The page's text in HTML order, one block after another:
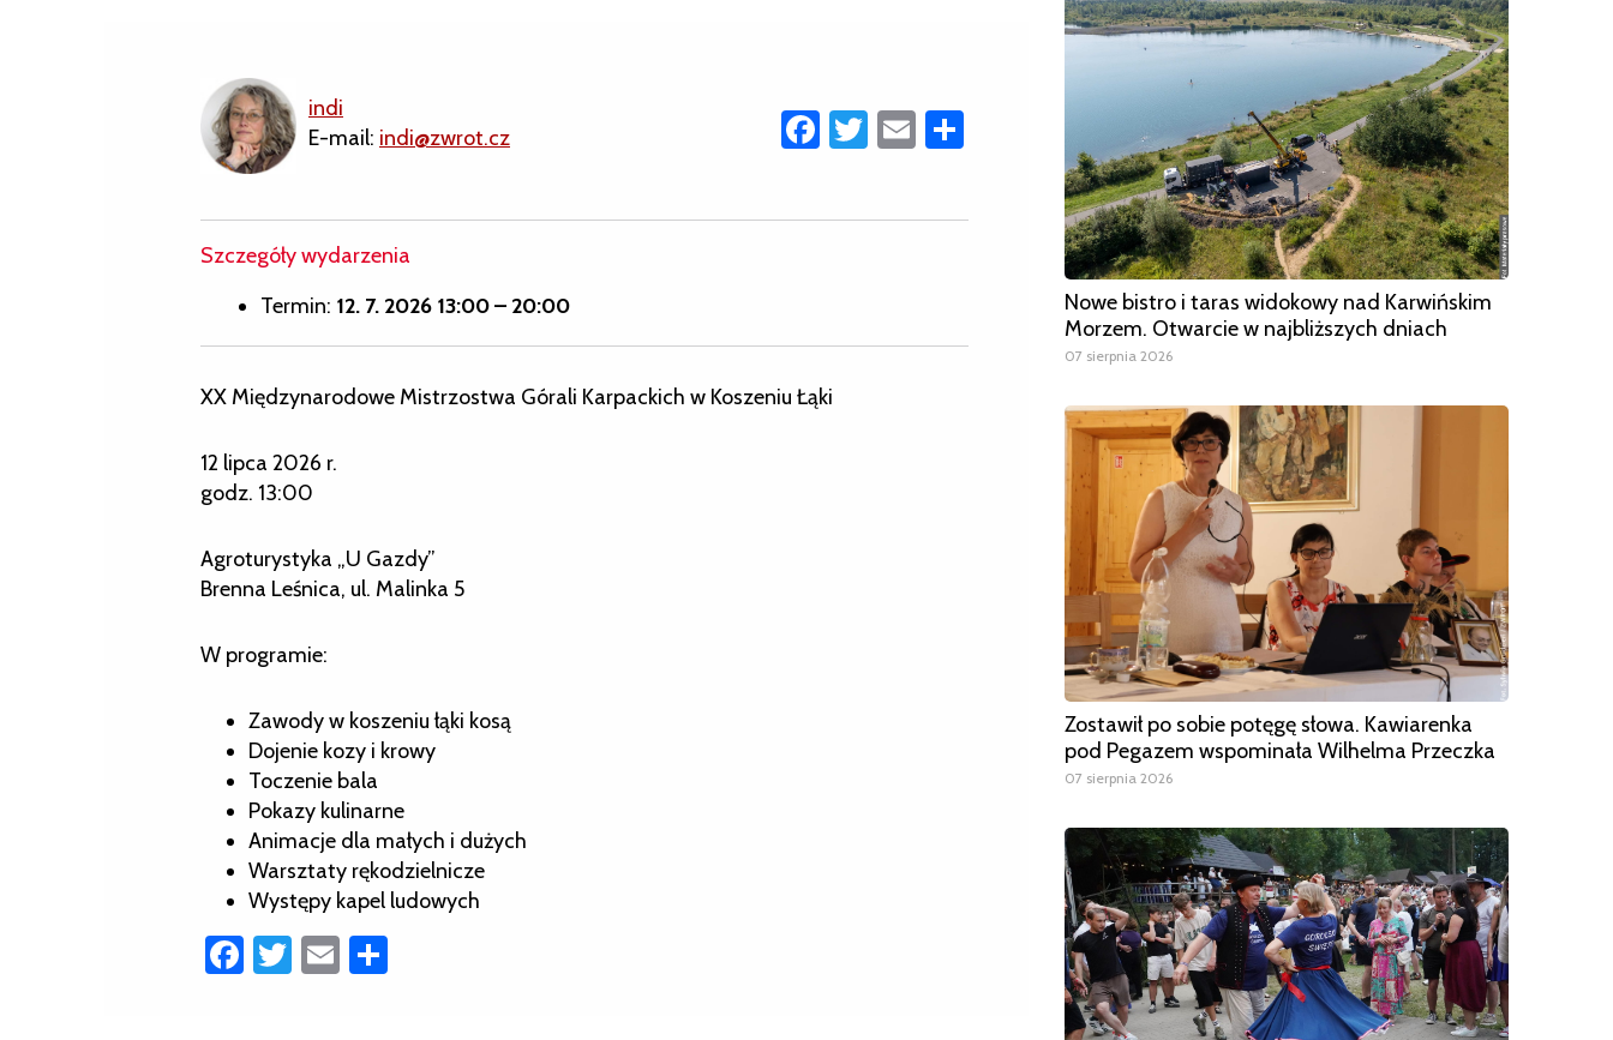
indi
E-mail: indi@zwrot.cz Facebook
Twitter
Email
Szczegóły wydarzenia
Termin: 12. 7. 2026 13:00– 20:00
XX Międzynarodowe Mistrzostwa Górali Karpackich w Koszeniu Łąki
12 lipca 2026 r.
godz. 13:00
Agroturystyka „U Gazdy”
Brenna Leśnica, ul. Malinka 5
W programie:
Zawody w koszeniu łąki kosą
Dojenie kozy i krowy
Toczenie bala
Pokazy kulinarne
Animacje dla małych i dużych
Warsztaty rękodzielnicze
Występy kapel ludowych
Facebook
Twitter
Email
Nowe bistro i taras widokowy nad Karwińskim
Morzem. Otwarcie w najbliższych dniach
07 sierpnia 2026
Zostawił po sobie potęgę słowa. Kawiarenka
pod Pegazem wspominała Wilhelma Przeczka
07 sierpnia 2026